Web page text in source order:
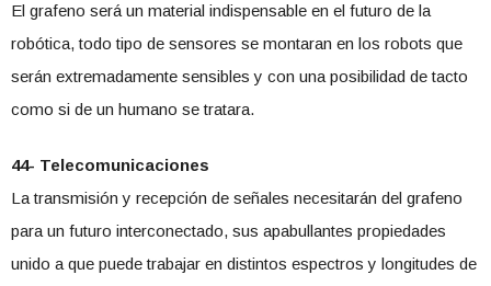
El grafeno será un material indispensable en el futuro de la
robótica, todo tipo de sensores se montaran en los robots que
serán extremadamente sensibles y con una posibilidad de tacto
como si de un humano se tratara.
44- Telecomunicaciones
La transmisión y recepción de señales necesitarán del grafeno
para un futuro interconectado, sus apabullantes propiedades
unido a que puede trabajar en distintos espectros y longitudes de